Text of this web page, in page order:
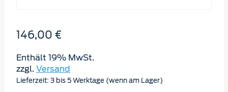
146,00 €
Enthält 19% MwSt.
zzgl. Versand
Lieferzeit: 3 bis 5 Werktage (wenn am Lager)